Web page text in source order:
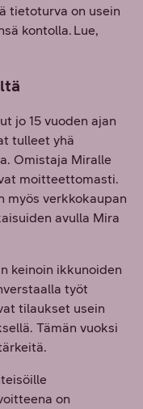
tietoturva on usein
kontolla. Lue,
jo 15 vuoden ajan
tulleet yhä
Omistaja Miralle
moitteettomasti.
myös verkkokaupan
avulla Mira
keinoin ikkunoiden
työt
tilaukset usein
Tämän vuoksi
on